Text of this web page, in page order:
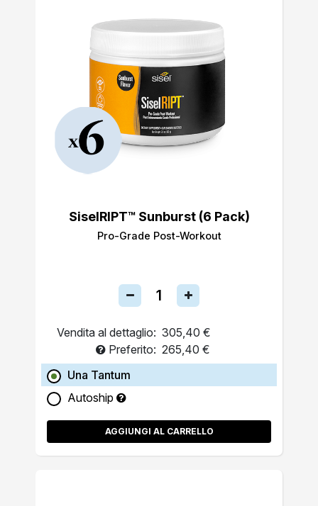
SiselRIPT™ Sunburst (6 Pack)
Pro-Grade Post-Workout
Vendita al dettaglio: 305,40 €
Preferito: 265,40 €
Una Tantum
Autoship
AGGIUNGI AL CARRELLO